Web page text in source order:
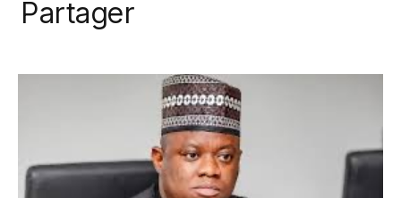
o
a
e
k
w
itt
er
m
s
A
p
p
e
e
n
g
er
Partager